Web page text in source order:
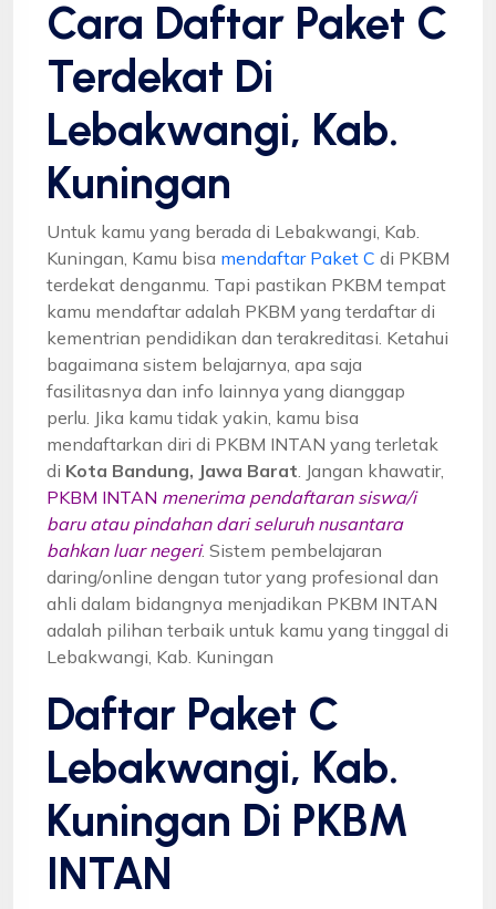
Cara Daftar Paket C
Terdekat Di
Lebakwangi, Kab.
Kuningan
Untuk kamu yang berada di Lebakwangi, Kab.
Kuningan, Kamu bisa mendaftar Paket C di PKBM
terdekat denganmu. Tapi pastikan PKBM tempat
kamu mendaftar adalah PKBM yang terdaftar di
kementrian pendidikan dan terakreditasi. Ketahui
bagaimana sistem belajarnya, apa saja
fasilitasnya dan info lainnya yang dianggap
perlu. Jika kamu tidak yakin, kamu bisa
mendaftarkan diri di PKBM INTAN yang terletak
di Kota Bandung, Jawa Barat . Jangan khawatir,
PKBM INTAN menerima pendaftaran siswa/i
baru atau pindahan dari seluruh nusantara
bahkan luar negeri. Sistem pembelajaran
daring/online dengan tutor yang profesional dan
ahli dalam bidangnya menjadikan PKBM INTAN
adalah pilihan terbaik untuk kamu yang tinggal di
Lebakwangi, Kab. Kuningan
Daftar Paket C
Lebakwangi, Kab.
Kuningan Di PKBM
INTAN